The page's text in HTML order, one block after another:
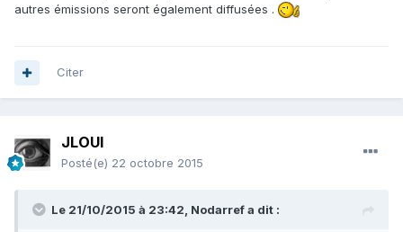
autres émissions seront également diffusées .
Citer
JLOUI
Posté(e) 22 octobre 2015
Le 21/10/2015 à 23:42, Nodarref a dit :